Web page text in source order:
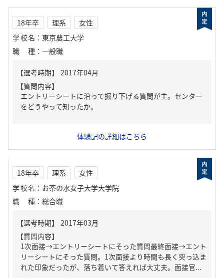
18年卒 理系
女性
学校名 ： 東京農工大学
職種 ： 一般職
【質問内容】
エントリーシートに沿って掘り下げる質問が主。センター
をどうやって知ったか。
体験記の詳細はこちら
18年卒 理系
女性
学校名 ： お茶の水女子大学大学院
職種 ： 総合職
【質問内容】
1次面接→エントリーシートにそった質問最終面接→エント
リーシートにそった質問。1次面接より時間も長く突っ込ま
れた印象だったが、落ち着いて答えれば大丈夫。面接官...